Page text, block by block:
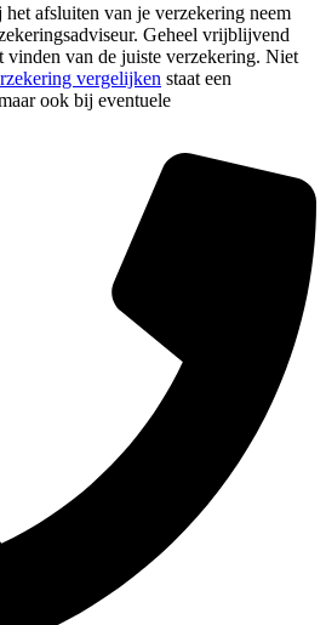
afsluiten van je verzekering neem
Geheel vrijblijvend
vinden van de juiste verzekering. Niet
vergelijken staat een
ook bij eventuele